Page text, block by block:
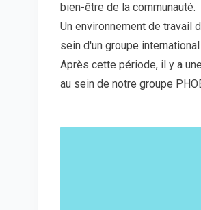
bien-être de la communauté.
Un environnement de travail
sein d'un groupe
Après cette période, il y a une
au sein de notre groupe